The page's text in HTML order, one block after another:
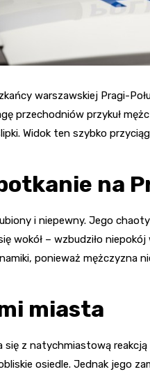
warszawskiej Pragi-
przechodniów przykuł
Widok ten szybko
na
i niepewny. Jego
wokół – wzbudziło
ponieważ mężczyzna
miasta
się z natychmiastową
osiedle. Jednak jego